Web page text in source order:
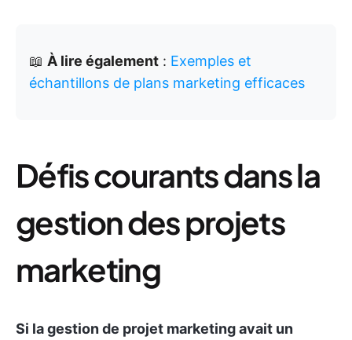
📖 À lire également : Exemples et
échantillons de plans marketing efficaces
Défis courants dans la
gestion des projets
marketing
Si la gestion de projet marketing avait un